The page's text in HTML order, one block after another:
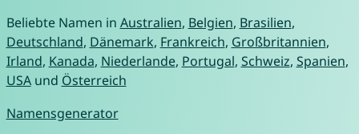
Beliebte Namen in Australien, Belgien, Brasilien,
Deutschland, Dänemark, Frankreich, Großbritannien,
Irland, Kanada, Niederlande, Portugal, Schweiz, Spanien,
USAund Österreich
Namensgenerator